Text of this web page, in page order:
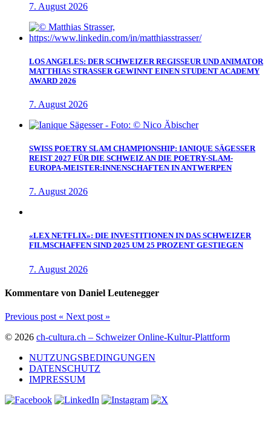
7. August 2026
LOS ANGELES: DER SCHWEIZER REGISSEUR UND ANIMATOR
MATTHIAS STRASSER GEWINNT EINEN STUDENT ACADEMY
AWARD 2026
7. August 2026
SWISS POETRY SLAM CHAMPIONSHIP: IANIQUE SÄGESSER
REIST 2027 FÜR DIE SCHWEIZ AN DIE POETRY-SLAM-
EUROPA-MEISTER:INNENSCHAFTEN IN ANTWERPEN
7. August 2026
«LEX NETFLIX»: DIE INVESTITIONEN IN DAS SCHWEIZER
FILMSCHAFFEN SIND 2025 UM 25 PROZENT GESTIEGEN
7. August 2026
Kommentare von Daniel Leutenegger
Previous post « Next post »
© 2026 ch-cultura.ch – Schweizer Online-Kultur-Plattform
NUTZUNGSBEDINGUNGEN
DATENSCHUTZ
IMPRESSUM